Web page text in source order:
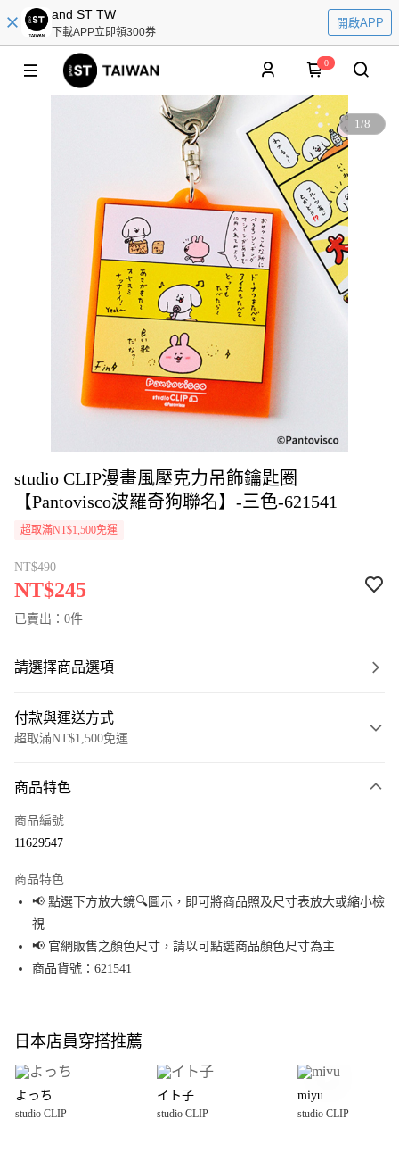
and ST TW
下載APP立即領300券
開啟APP
0
1/8
studio CLIP漫畫風壓克力吊飾鑰匙圈
【Pantovisco波羅奇狗聯名】-三色-621541
超取滿NT$1,500免運
NT$490
NT$245
已賣出：0件
請選擇商品選項
付款與運送方式
超取滿NT$1,500免運
信用卡一次付款
Apple Pay
街口支付
悠遊付
全盈+PAY
大哥付你分期
【大哥付你分期使用說明】
1.本服務由台灣大哥大提供，台灣大哥大用戶可立即使用無須另外申請。
AFTEE先享後付
商品特色
商品編號
11629547
商品特色
📢 點選下方放大鏡🔍圖示，即可將商品照及尺寸表放大或縮小檢
視
📢 官網販售之顏色尺寸，請以可點選商品顏色尺寸為主
商品貨號：621541
日本店員穿搭推薦
よっち
studio CLIP
イト子
studio CLIP
miyu
studio CLIP